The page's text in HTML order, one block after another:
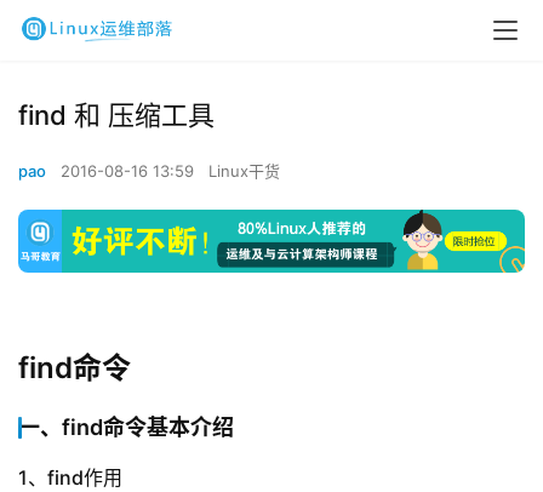
find 和 压缩工具
pao 2016-08-16 13:59 Linux干货
find命令
一、find命令基本介绍
1、find作用